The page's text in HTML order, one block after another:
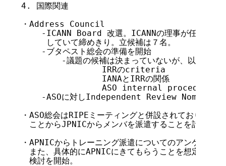
4. 国際関連
・Address Council
-ICANN Board 改選。ICANNの理事が任期きれ
     していて締めきり。立候補は７名。
    -ブタペスト総会の準備を開始
-ASOに対しIndependent Review
・ASO総会はRIPEミーティングと併設されており、
ことからJPNICからメンバを派遣することを計画中。
・APNICからトレーニング派遣についてのアンケート。
また、具体的にAPNICにきてもらうことを想定し、そ
検討を開始。